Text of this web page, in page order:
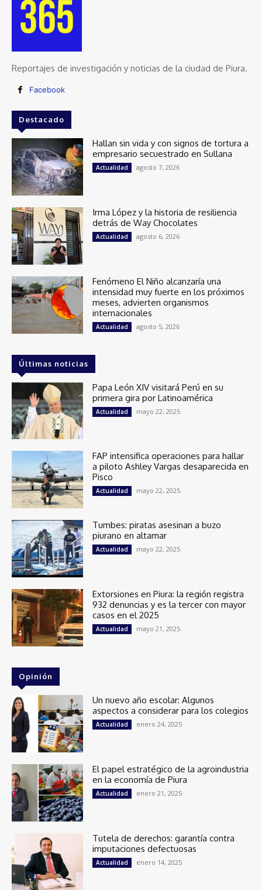
Reportajes de investigación y noticias de la ciudad de Piura.
Facebook
Destacado
Hallan sin vida y con signos de tortura a
empresario secuestrado en Sullana
Actualidad agosto 7, 2026
Irma López y la historia de resiliencia
detrás de Way Chocolates
Actualidad agosto 6, 2026
Fenómeno El Niño alcanzaría una
intensidad muy fuerte en los próximos
meses, advierten organismos
internacionales
Actualidad agosto 5, 2026
Últimas noticias
Papa León XIV visitará Perú en su
primera gira por Latinoamérica
Actualidad mayo 22, 2025
FAP intensifica operaciones para hallar
a piloto Ashley Vargas desaparecida en
Pisco
Actualidad mayo 22, 2025
Tumbes: piratas asesinan a buzo
piurano en altamar
Actualidad mayo 22, 2025
Extorsiones en Piura: la región registra
932 denuncias y es la tercer con mayor
casos en el 2025
Actualidad mayo 21, 2025
Opinión
Un nuevo año escolar: Algunos
aspectos a considerar para los colegios
Actualidad enero 24, 2025
El papel estratégico de la agroindustria
en la economía de Piura
Actualidad enero 21, 2025
Tutela de derechos: garantía contra
imputaciones defectuosas
Actualidad enero 14, 2025